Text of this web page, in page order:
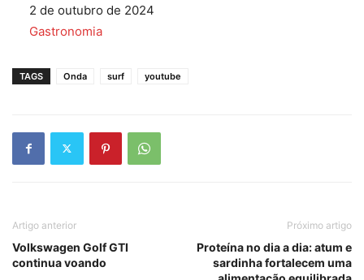
Data
2 de outubro de 2024
Em relação a
Gastronomia
TAGS Onda surf youtube
Artigo anterior
Volkswagen Golf GTI
continua voando
Próximo artigo
Proteína no dia a dia: atum e
sardinha fortalecem uma